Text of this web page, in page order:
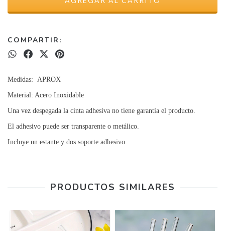
COMPARTIR:
Medidas: APROX
Material: Acero Inoxidable
Una vez despegada la cinta adhesiva no tiene garantía el producto.
El adhesivo puede ser transparente o metálico.
Incluye un estante y dos soporte adhesivo.
PRODUCTOS SIMILARES